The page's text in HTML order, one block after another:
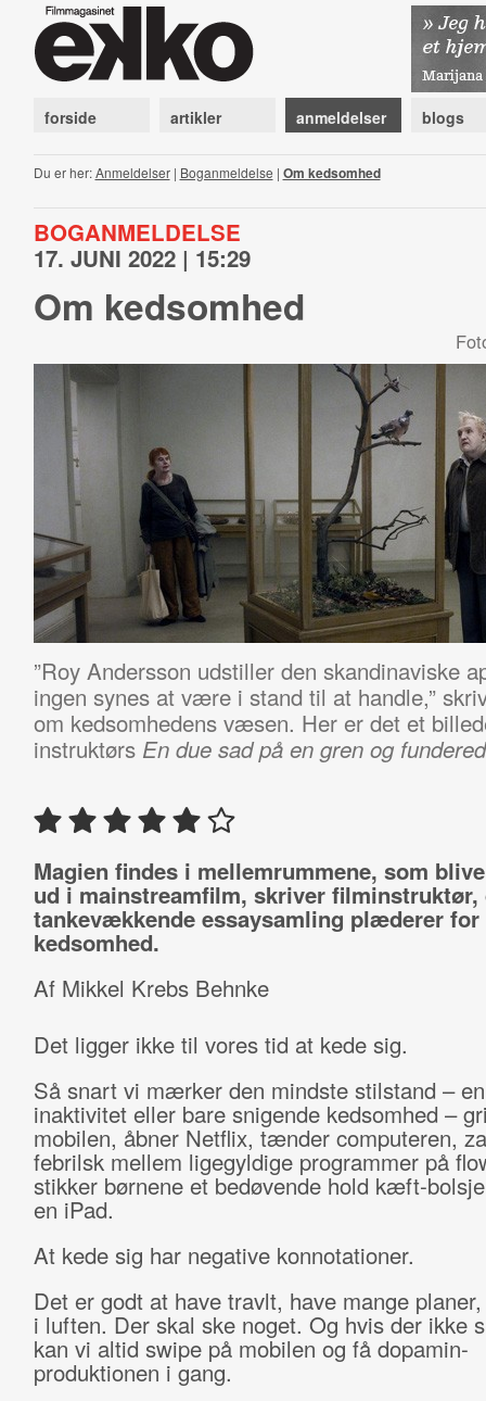
forside artikler anmeldelser blogs
Du er her:Anmeldelser| Boganmeldelse | Om kedsomhed
BOGANMELDELSE
17. JUNI 2022 | 15:29
Om kedsomhed
”Roy Andersson udstiller den skandinaviske
ingen synes at være i stand til at handle,”
om kedsomhedens væsen. Her er det et
instruktørs En due sad på en gren og
Magien findes i mellemrummene, som
ud i mainstreamfilm, skriver filminstruktør,
tankevækkende essaysamling plæderer for
kedsomhed.
Af Mikkel Krebs Behnke
Det ligger ikke til vores tid at kede sig.
Så snart vi mærker den mindste stilstand –
inaktivitet eller bare snigende kedsomhed –
mobilen, åbner Netflix, tænder computeren,
febrilsk mellem ligegyldige programmer på
stikker børnene et bedøvende hold kæft-
en iPad.
At kede sig har negative konnotationer.
Det er godt at have travlt, have mange
i luften. Der skal ske noget. Og hvis der ikke
kan vi altid swipe på mobilen og få dopamin-
produktionen i gang.